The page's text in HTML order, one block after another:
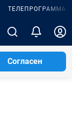
ТЕЛЕПРОГРАММА
Согласен